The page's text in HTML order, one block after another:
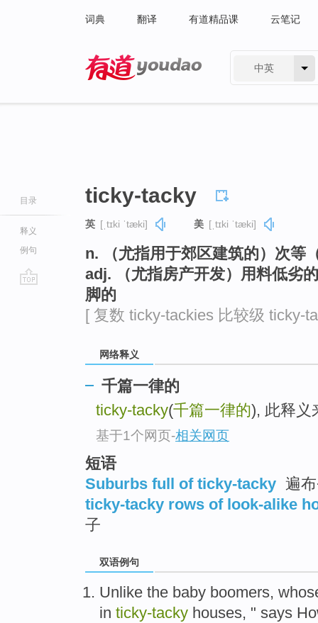
词典 翻译 有道精品课 云笔记
中英
目录
释义
例句
ticky-tacky
英 [ˌtɪki ˈtæki] 美 [ˌtɪki ˈtæki]
n. （尤指用于郊区建筑的）次等
adj. （尤指房产开发）用料低劣
脚的
[ 复数 ticky-tackies 比较级 ticky-
网络释义
千篇一律的
ticky-tacky(千篇一律的), 此释义
基于1个网页-相关网页
短语
Suburbs full of ticky-tacky 遍
ticky-tacky rows of look-alike
子
双语例句
Unlike the baby boomers,
in ticky-tacky houses, " says